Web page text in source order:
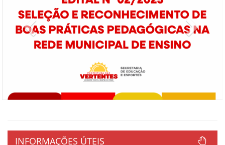
Previous Next
INFORMAÇÕES ÚTEIS